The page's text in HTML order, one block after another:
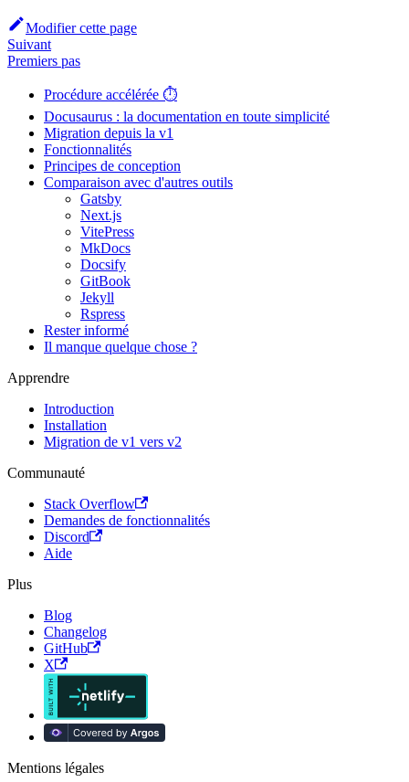
Modifier cette page
Suivant
Premiers pas
Procédure accélérée ⏱️
Docusaurus : la documentation en toute simplicité
Migration depuis la v1
Fonctionnalités
Principes de conception
Comparaison avec d'autres outils
Gatsby
Next.js
VitePress
MkDocs
Docsify
GitBook
Jekyll
Rspress
Rester informé
Il manque quelque chose ?
Apprendre
Introduction
Installation
Migration de v1 vers v2
Communauté
Stack Overflow
Demandes de fonctionnalités
Discord
Aide
Plus
Blog
Changelog
GitHub
X
Mentions légales